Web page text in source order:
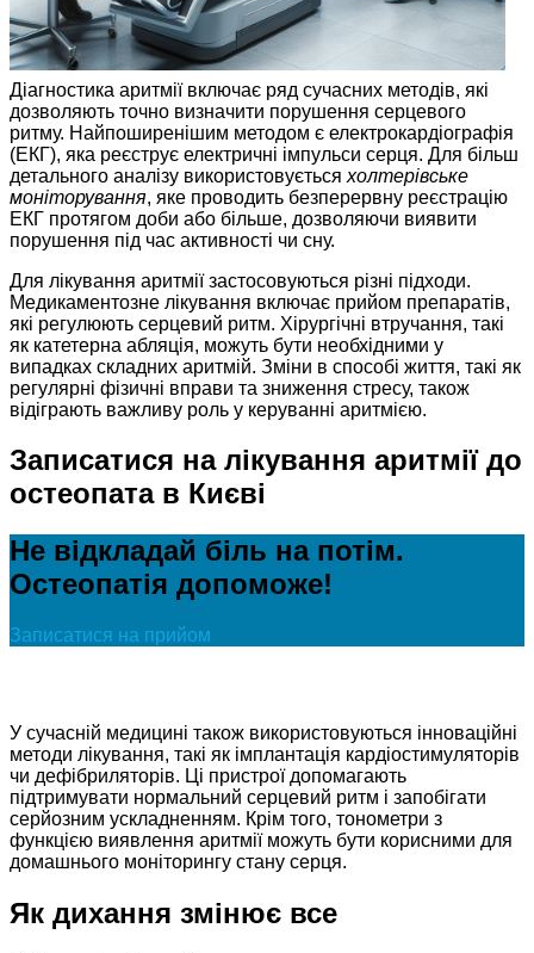
Діагностика аритмії включає ряд сучасних методів, які
дозволяють точно визначити порушення серцевого
ритму. Найпоширенішим методом є електрокардіографія
(ЕКГ), яка реєструє електричні імпульси серця. Для більш
детального аналізу використовується холтерівське
моніторування, яке проводить безперервну реєстрацію
ЕКГ протягом доби або більше, дозволяючи виявити
порушення під час активності чи сну.
Для лікування аритмії застосовуються різні підходи.
Медикаментозне лікування включає прийом препаратів,
які регулюють серцевий ритм. Хірургічні втручання, такі
як катетерна абляція, можуть бути необхідними у
випадках складних аритмій. Зміни в способі життя, такі як
регулярні фізичні вправи та зниження стресу, також
відіграють важливу роль у керуванні аритмією.
Записатися на лікування аритмії до
остеопата в Києві
Не відкладай біль на потім.
Остеопатія допоможе!
Записатися на прийом
У сучасній медицині також використовуються інноваційні
методи лікування, такі як імплантація кардіостимуляторів
чи дефібриляторів. Ці пристрої допомагають
підтримувати нормальний серцевий ритм і запобігати
серйозним ускладненням. Крім того, тонометри з
функцією виявлення аритмії можуть бути корисними для
домашнього моніторингу стану серця.
Як дихання змінює все